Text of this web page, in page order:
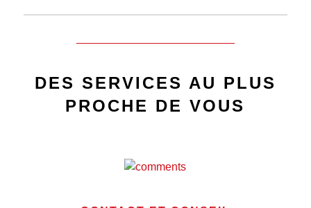
DES SERVICES AU PLUS
PROCHE DE VOUS